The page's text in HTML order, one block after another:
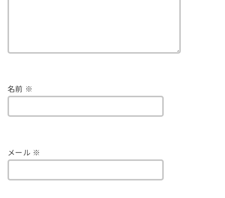
名前 ※
メール ※